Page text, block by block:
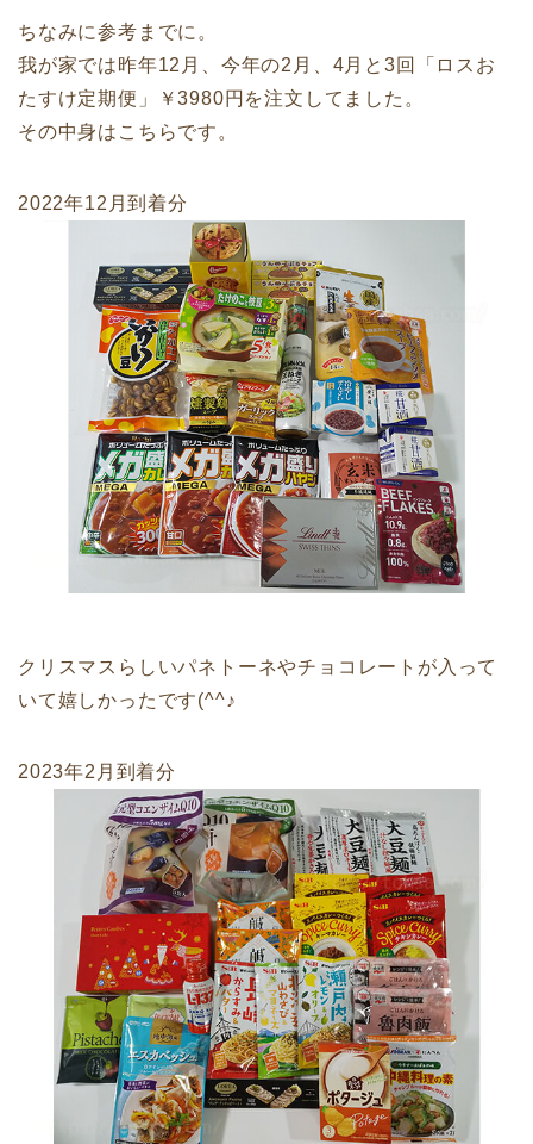
ちなみに参考までに。
我が家では昨年12月、今年の2月、4月と3回「ロスお
たすけ定期便」￥3980円を注文してました。
その中身はこちらです。
2022年12月到着分
クリスマスらしいパネトーネやチョコレートが入って
いて嬉しかったです(^^♪
2023年2月到着分